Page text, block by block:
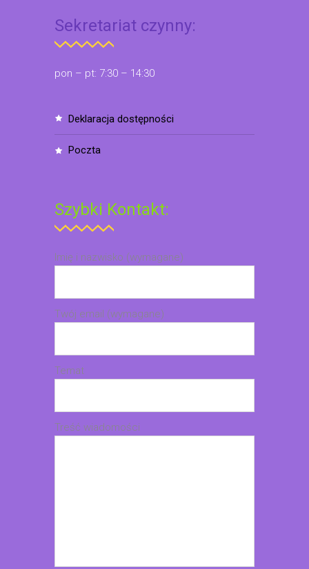
Sekretariat czynny:
pon – pt: 7:30 – 14:30
deklaracja dostępności
poczta
Szybki Kontakt:
Imię i nazwisko (wymagane)
Twój email (wymagane)
Temat
Treść wiadomości